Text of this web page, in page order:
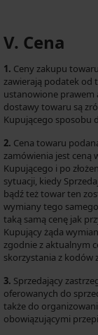
V. Cena
1. Ceny zakupu
zawierają podatek od
ustanowione prawem
dostawy towaru są
Kupującego sposobu
2. Cena towaru
zamówienia jest ceną
Kupującego i po
sytuacji, kiedy
bądź też towar ten
wymiany tego
taką samą cenę jak
Kupujący żąda
zgodnie z aktualnym
skorzystania z kodów
3. Sprzedający
oferowanych do
także do
obowiązującymi